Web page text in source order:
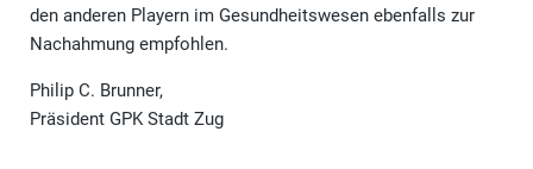
den anderen Playern im Gesundheitswesen ebenfalls zur
Nachahmung empfohlen.
Philip C. Brunner,
Präsident GPK Stadt Zug